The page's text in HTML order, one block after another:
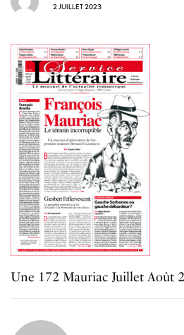
2 JUILLET 2023
Une 172 Mauriac Juillet Août